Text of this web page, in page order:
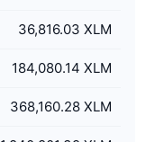
36,816.03 XLM
184,080.14 XLM
368,160.28 XLM